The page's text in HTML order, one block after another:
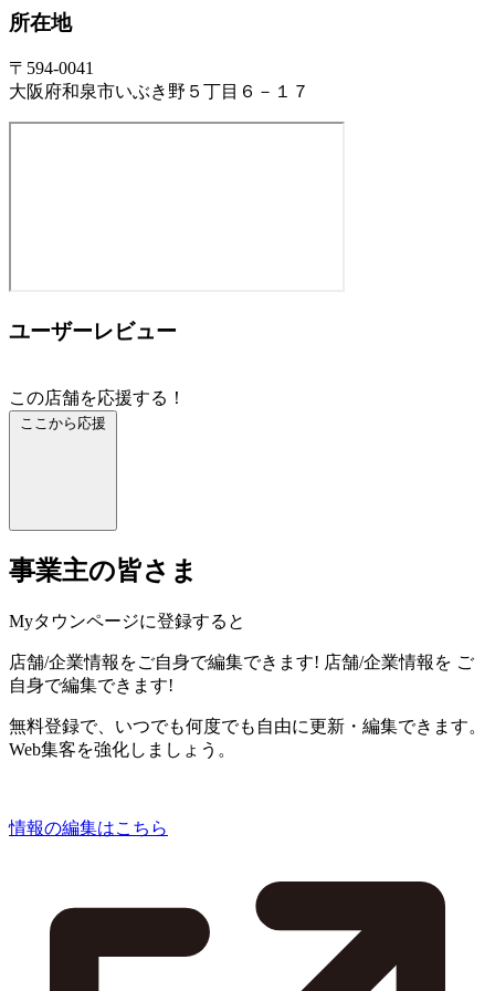
所在地
〒594-0041
大阪府和泉市いぶき野５丁目６－１７
ユーザーレビュー
この店舗を応援する！
ここから応援
事業主の皆さま
Myタウンページに登録すると
店舗/企業情報をご自身で編集できます! 店舗/企業情報を ご
自身で編集できます!
無料登録で、いつでも何度でも自由に更新・編集できます。
Web集客を強化しましょう。
情報の編集はこちら